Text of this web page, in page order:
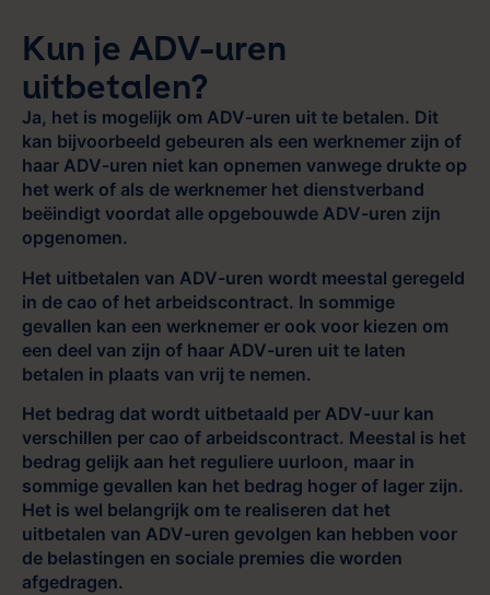
Kun je ADV-uren
uitbetalen?
Ja, het is mogelijk om ADV-uren uit te betalen. Dit
kan bijvoorbeeld gebeuren als een werknemer zijn of
haar ADV-uren niet kan opnemen vanwege drukte op
het werk of als de werknemer het dienstverband
beëindigt voordat alle opgebouwde ADV-uren zijn
opgenomen.
Het uitbetalen van ADV-uren wordt meestal geregeld
in de cao of het arbeidscontract. In sommige
gevallen kan een werknemer er ook voor kiezen om
een deel van zijn of haar ADV-uren uit te laten
betalen in plaats van vrij te nemen.
Het bedrag dat wordt uitbetaald per ADV-uur kan
verschillen per cao of arbeidscontract. Meestal is het
bedrag gelijk aan het reguliere uurloon, maar in
sommige gevallen kan het bedrag hoger of lager zijn.
Het is wel belangrijk om te realiseren dat het
uitbetalen van ADV-uren gevolgen kan hebben voor
de belastingen en sociale premies die worden
afgedragen.